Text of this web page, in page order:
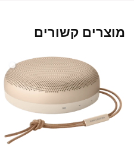
מוצרים קשורים